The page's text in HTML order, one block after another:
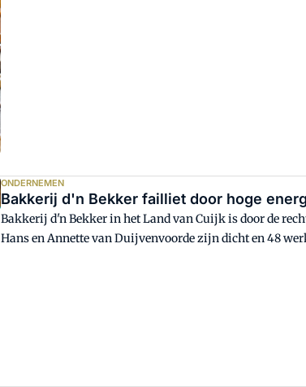
ONDERNEMEN
Bakkerij d'n Bekker failliet door hoge
Bakkerij d'n Bekker in het Land van Cuijk is door de
Hans en Annette van Duijvenvoorde zijn dicht en 48